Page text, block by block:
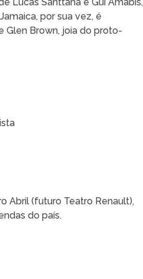
por sua vez, é
Glen Brown, joia do proto-
Abril (futuro Teatro Renault),
do país.